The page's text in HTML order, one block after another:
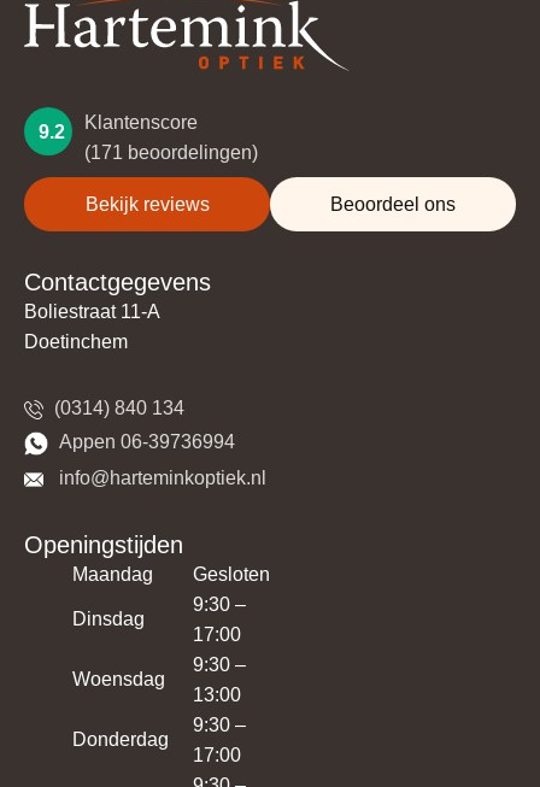
Contactgegevens
Boliestraat 11-A
Doetinchem
(0314) 840 134
​​Appen 06-39736994
​​​ info@harteminkoptiek.nl
Openingstijden
Maandag Gesloten
Dinsdag
9:30 –
17:00
Woensdag
9:30 –
13:00
Donderdag
9:30 –
17:00
9.2
Klantenscore
(171 beoordelingen)
Bekijk reviews Beoordeel ons